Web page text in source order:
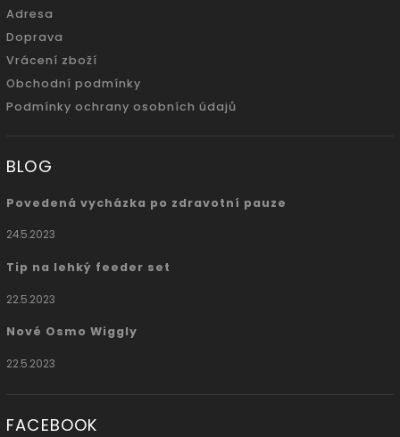
Adresa
Doprava
Vrácení zboží
Obchodní podmínky
Podmínky ochrany osobních údajů
BLOG
Povedená vycházka po zdravotní pauze
24.5.2023
Tip na lehký feeder set
22.5.2023
Nové Osmo Wiggly
22.5.2023
FACEBOOK